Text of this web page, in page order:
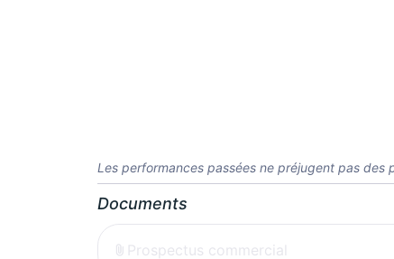
Les performances passées ne préjugent pas des
Documents
Prospectus commercial